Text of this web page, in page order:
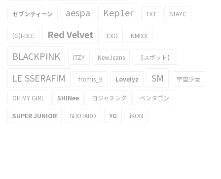
セブンティーン aespa Kep1er TXT STAYC
(G)I-DLE Red Velvet EXO NMIXX
BLACKPINK ITZY NewJeans 【スポット】
LE SSERAFIM fromis_9 Lovelyz SM 宇宙少女
OH MY GIRL SHINee ヨジャチング ペンタゴン
SUPER JUNIOR SHOTARO YG iKON